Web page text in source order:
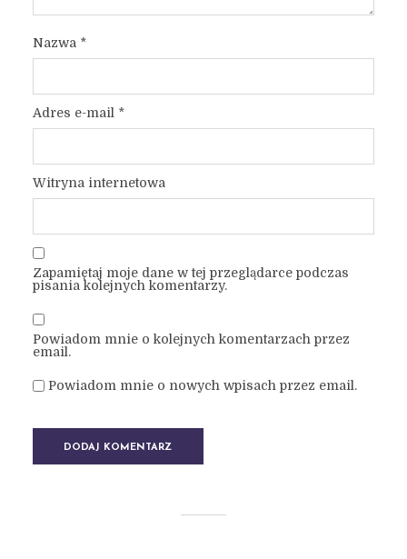
Nazwa *
Adres e-mail *
Witryna internetowa
Zapamiętaj moje dane w tej przeglądarce podczas
pisania kolejnych komentarzy.
Powiadom mnie o kolejnych komentarzach przez
email.
Powiadom mnie o nowych wpisach przez email.